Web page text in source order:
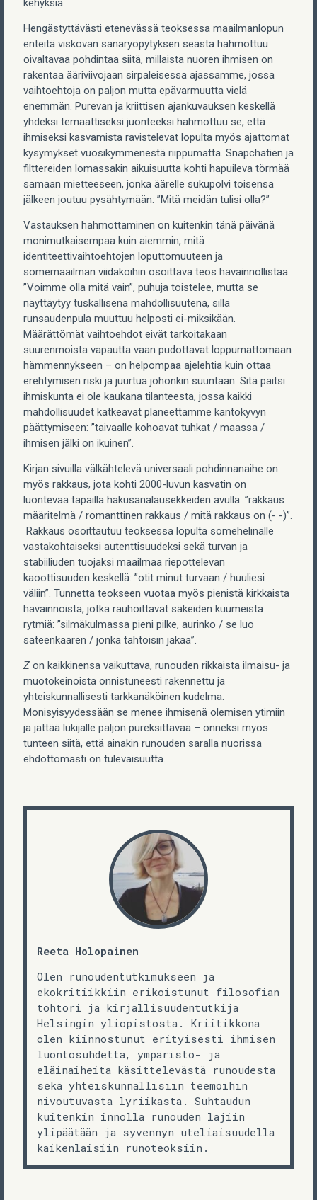
kehyksiä.
Hengästyttävästi etenevässä teoksessa maailmanlopun
enteitä viskovan sanaryöpytyksen seasta hahmottuu
oivaltavaa pohdintaa siitä, millaista nuoren ihmisen on
rakentaa ääriviivojaan sirpaleisessa ajassamme, jossa
vaihtoehtoja on paljon mutta epävarmuutta vielä
enemmän. Purevan ja kriittisen ajankuvauksen keskellä
yhdeksi temaattiseksi juonteeksi hahmottuu se, että
ihmiseksi kasvamista ravistelevat lopulta myös ajattomat
kysymykset vuosikymmenestä riippumatta. Snapchatien ja
filttereiden lomassakin aikuisuutta kohti hapuileva törmää
samaan mietteeseen, jonka äärelle sukupolvi toisensa
jälkeen joutuu pysähtymään: ”Mitä meidän tulisi olla?”
Vastauksen hahmottaminen on kuitenkin tänä päivänä
monimutkaisempaa kuin aiemmin, mitä
identiteettivaihtoehtojen loputtomuuteen ja
somemaailman viidakoihin osoittava teos havainnollistaa.
”Voimme olla mitä vain”, puhuja toistelee, mutta se
näyttäytyy tuskallisena mahdollisuutena, sillä
runsaudenpula muuttuu helposti ei-miksikään.
Määrättömät vaihtoehdot eivät tarkoitakaan
suurenmoista vapautta vaan pudottavat loppumattomaan
hämmennykseen – on helpompaa ajelehtia kuin ottaa
erehtymisen riski ja juurtua johonkin suuntaan. Sitä paitsi
ihmiskunta ei ole kaukana tilanteesta, jossa kaikki
mahdollisuudet katkeavat planeettamme kantokyvyn
päättymiseen: ”taivaalle kohoavat tuhkat / maassa /
ihmisen jälki on ikuinen”.
Kirjan sivuilla välkähtelevä universaali pohdinnanaihe on
myös rakkaus, jota kohti 2000-luvun kasvatin on
luontevaa tapailla hakusanalausekkeiden avulla: ”rakkaus
määritelmä / romanttinen rakkaus / mitä rakkaus on (- -)”.
Rakkaus osoittautuu teoksessa lopulta somehelinälle
vastakohtaiseksi autenttisuudeksi sekä turvan ja
stabiiliuden tuojaksi maailmaa riepottelevan
kaoottisuuden keskellä: ”otit minut turvaan / huuliesi
väliin”. Tunnetta teokseen vuotaa myös pienistä kirkkaista
havainnoista, jotka rauhoittavat säkeiden kuumeista
rytmiä: ”silmäkulmassa pieni pilke, aurinko / se luo
sateenkaaren / jonka tahtoisin jakaa”.
Z on kaikkinensa vaikuttava, runouden rikkaista ilmaisu- ja
muotokeinoista onnistuneesti rakennettu ja
yhteiskunnallisesti tarkkanäköinen kudelma.
Monisyisyydessään se menee ihmisenä olemisen ytimiin
ja jättää lukijalle paljon pureksittavaa – onneksi myös
tunteen siitä, että ainakin runouden saralla nuorissa
ehdottomasti on tulevaisuutta.
Reeta Holopainen
Olen runoudentutkimukseen ja
ekokritiikkiin erikoistunut filosofian
tohtori ja kirjallisuudentutkija
Helsingin yliopistosta. Kriitikkona
olen kiinnostunut erityisesti ihmisen
luontosuhdetta, ympäristö- ja
eläinaiheita käsittelevästä runoudesta
sekä yhteiskunnallisiin teemoihin
nivoutuvasta lyriikasta. Suhtaudun
kuitenkin innolla runouden lajiin
ylipäätään ja syvennyn uteliaisuudella
kaikenlaisiin runoteoksiin.